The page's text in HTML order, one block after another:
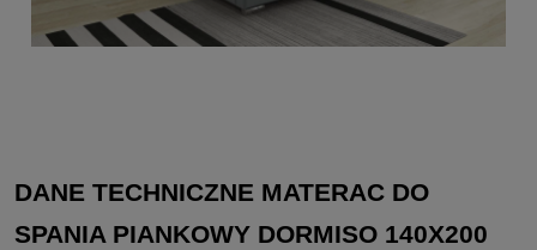
DANE TECHNICZNE MATERAC DO
SPANIA PIANKOWY DORMISO 140X200